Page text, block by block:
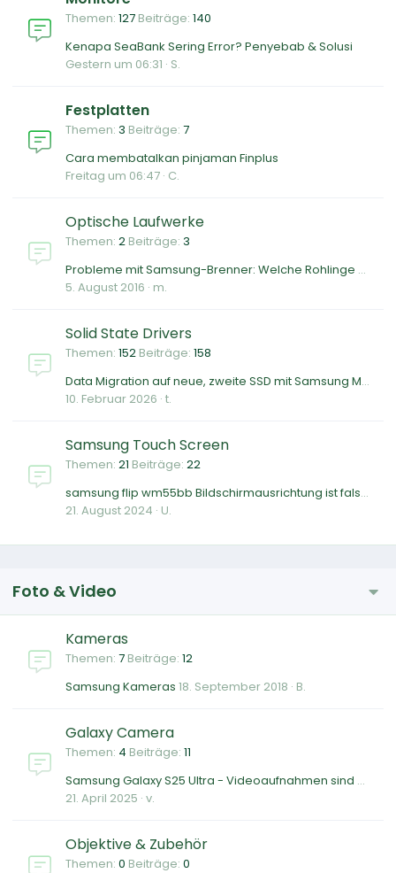
Themen 127 Beiträge 140
Kenapa SeaBank Sering Error? Penyebab & Solusi
Gestern um 06:31 S.
Festplatten
Themen 3 Beiträge 7
Cara membatalkan pinjaman Finplus
Freitag um 06:47 C.
Optische Laufwerke
Themen 2 Beiträge 3
Probleme mit Samsung-Brenner: Welche Rohlinge werden erkannt?
5. August 2016 m.
Solid State Drivers
Themen 152 Beiträge 158
Data Migration auf neue, zweite SSD mit Samsung Magician?
10. Februar 2026 t.
Samsung Touch Screen
Themen 21 Beiträge 22
samsung flip wm55bb Bildschirmausrichtung ist falsch
21. August 2024 U.
Foto & Video
Kameras
Themen 7 Beiträge 12
Samsung Kameras 18. September 2018 B.
Galaxy Camera
Themen 4 Beiträge 11
Samsung Galaxy S25 Ultra - Videoaufnahmen sind einen Ticken zu hell!
21. April 2025 v.
Objektive & Zubehör
Themen 0 Beiträge 0